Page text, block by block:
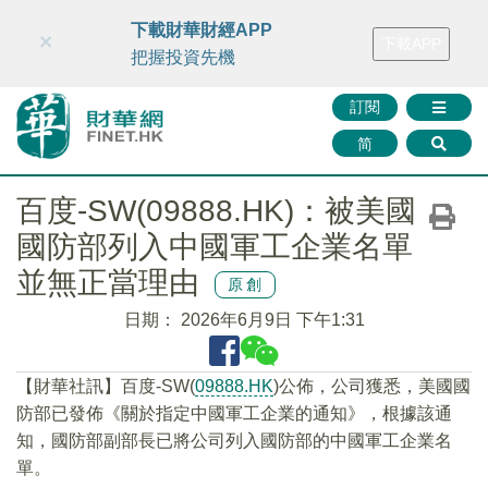
財華智庫網 FINTV FINMETA 財華證券 媒體矩陣
訂閱
简
×
下載財華財經APP
把握投資先機
百度-SW(09888.HK)：被美國
國防部列入中國軍工企業名單
並無正當理由
原創
日期： 2026年6月9日 下午1:31
【財華社訊】百度-SW(09888.HK)公佈，公司獲悉，美國國
防部已發佈《關於指定中國軍工企業的通知》，根據該通
知，國防部副部長已將公司列入國防部的中國軍工企業名
單。